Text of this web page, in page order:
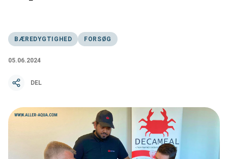
BÆREDYGTIGHED FORSØG
05.06.2024
DEL